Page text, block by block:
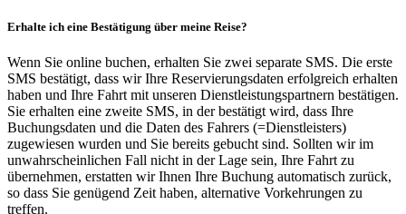
Erhalte ich eine Bestätigung über meine Reise?
Wenn Sie online buchen, erhalten Sie zwei separate SMS. Die erste
SMS bestätigt, dass wir Ihre Reservierungsdaten erfolgreich erhalten
haben und Ihre Fahrt mit unseren Dienstleistungspartnern bestätigen.
Sie erhalten eine zweite SMS, in der bestätigt wird, dass Ihre
Buchungsdaten und die Daten des Fahrers (=Dienstleisters)
zugewiesen wurden und Sie bereits gebucht sind. Sollten wir im
unwahrscheinlichen Fall nicht in der Lage sein, Ihre Fahrt zu
übernehmen, erstatten wir Ihnen Ihre Buchung automatisch zurück,
so dass Sie genügend Zeit haben, alternative Vorkehrungen zu
treffen.